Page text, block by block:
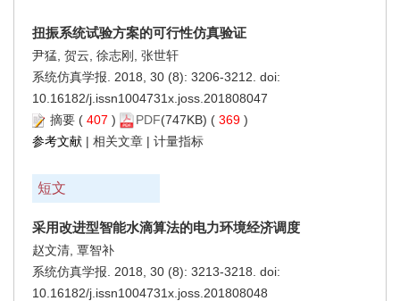
扭振系统试验方案的可行性仿真验证
尹猛, 贺云, 徐志刚, 张世轩
系统仿真学报. 2018, 30 (8): 3206-3212. doi:
10.16182/j.issn1004731x.joss.201808047
摘要 ( 407 ) PDF(747KB) ( 369 )
参考文献 | 相关文章 | 计量指标
短文
采用改进型智能水滴算法的电力环境经济调度
赵文清, 覃智补
系统仿真学报. 2018, 30 (8): 3213-3218. doi:
10.16182/j.issn1004731x.joss.201808048